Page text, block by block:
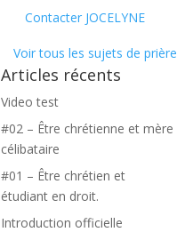
Contacter JOCELYNE
Voir tous les sujets de prière
Articles récents
Video test
#02 – Être chrétienne et mère
célibataire
#01 – Être chrétien et
étudiant en droit.
Introduction officielle